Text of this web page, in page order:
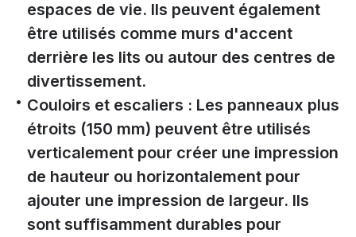
espaces de vie. Ils peuvent également
être utilisés comme murs d'accent
derrière les lits ou autour des centres de
divertissement.
Couloirs et escaliers : Les panneaux plus
étroits (150 mm) peuvent être utilisés
verticalement pour créer une impression
de hauteur ou horizontalement pour
ajouter une impression de largeur. Ils
sont suffisamment durables pour